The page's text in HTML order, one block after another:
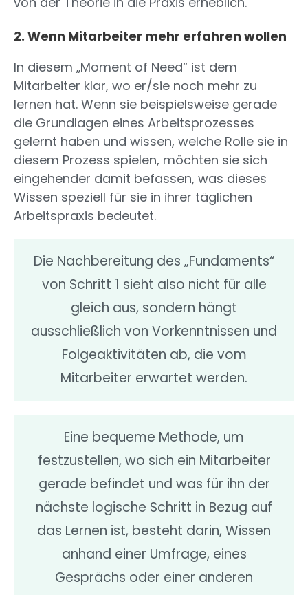
2. Wenn Mitarbeiter mehr erfahren wollen
In diesem „Moment of Need“ ist dem
Mitarbeiter klar, wo er/sie noch mehr zu
lernen hat. Wenn sie beispielsweise gerade
die Grundlagen eines Arbeitsprozesses
gelernt haben und wissen, welche Rolle sie in
diesem Prozess spielen, möchten sie sich
eingehender damit befassen, was dieses
Wissen speziell für sie in ihrer täglichen
Arbeitspraxis bedeutet.
Die Nachbereitung des „Fundaments“
von Schritt 1 sieht also nicht für alle
gleich aus, sondern hängt
ausschließlich von Vorkenntnissen und
Folgeaktivitäten ab, die vom
Mitarbeiter erwartet werden.
Eine bequeme Methode, um
festzustellen, wo sich ein Mitarbeiter
gerade befindet und was für ihn der
nächste logische Schritt in Bezug auf
das Lernen ist, besteht darin, Wissen
anhand einer Umfrage, eines
Gesprächs oder einer anderen